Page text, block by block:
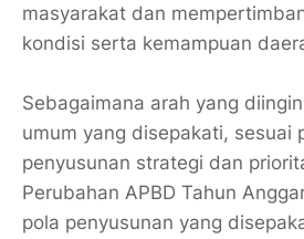
masyarakat dan
kondisi serta kemampuan
Sebagaimana arah yang
umum yang disepakati, sesuai
penyusunan strategi dan
Perubahan APBD Tahun
pola penyusunan yang